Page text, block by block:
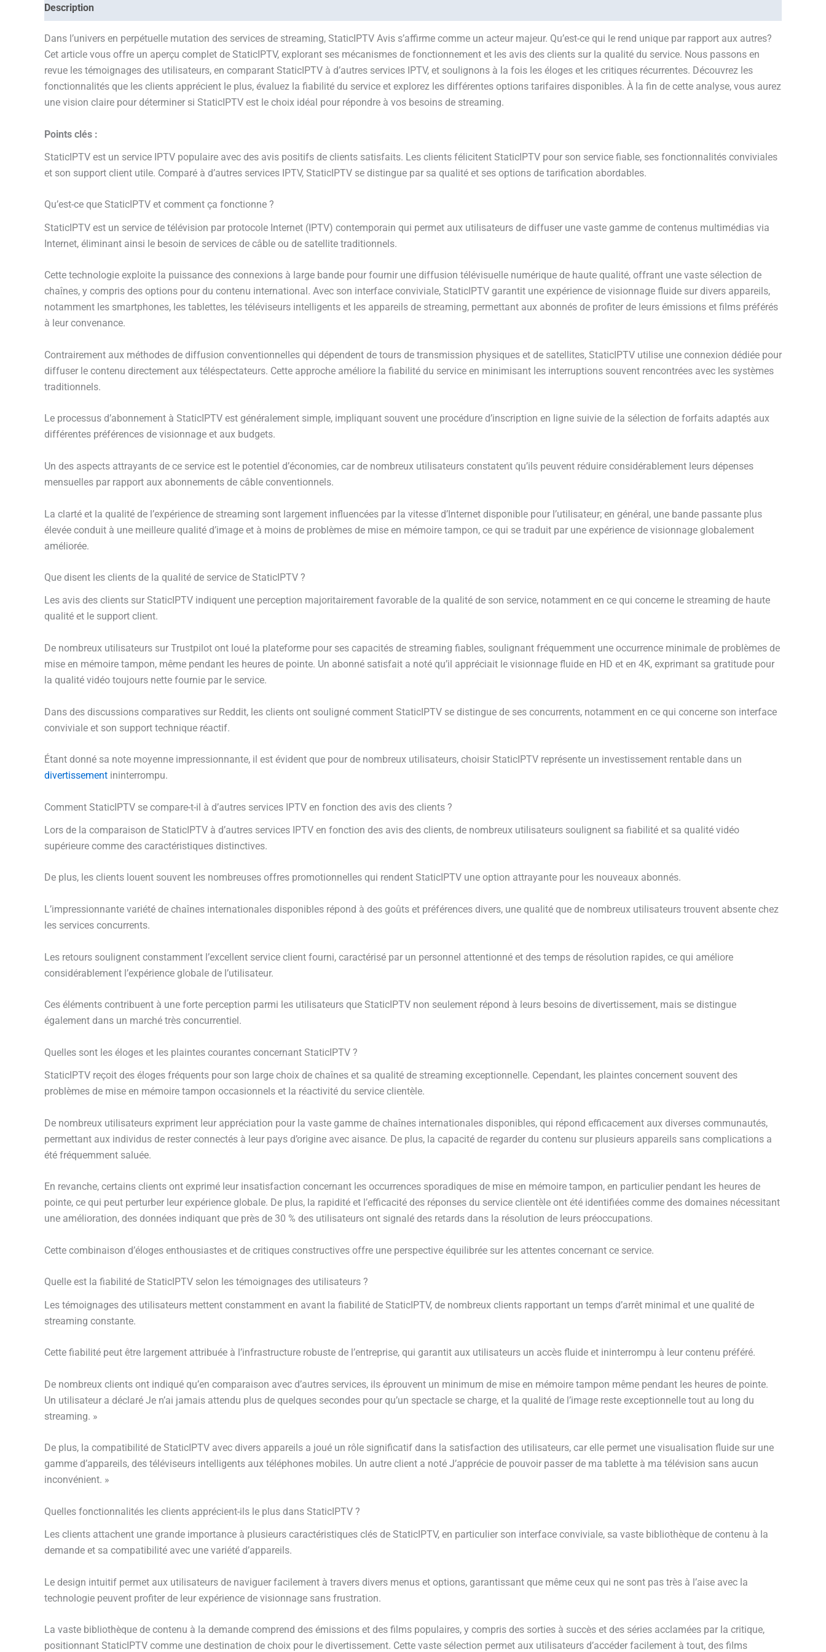
Description
Dans l’univers en perpétuelle mutation des services de streaming, StaticIPTV Avis s’affirme comme un acteur majeur. Qu’est-ce qui le rend unique par rapport aux autres?
Cet article vous offre un aperçu complet de StaticIPTV, explorant ses mécanismes de fonctionnement et les avis des clients sur la qualité du service. Nous passons en
revue les témoignages des utilisateurs, en comparant StaticIPTV à d’autres services IPTV, et soulignons à la fois les éloges et les critiques récurrentes. Découvrez les
fonctionnalités que les clients apprécient le plus, évaluez la fiabilité du service et explorez les différentes options tarifaires disponibles. À la fin de cette analyse, vous aurez
une vision claire pour déterminer si StaticIPTV est le choix idéal pour répondre à vos besoins de streaming.
Points clés :
StaticIPTV est un service IPTV populaire avec des avis positifs de clients satisfaits. Les clients félicitent StaticIPTV pour son service fiable, ses fonctionnalités conviviales
et son support client utile. Comparé à d’autres services IPTV, StaticIPTV se distingue par sa qualité et ses options de tarification abordables.
Qu’est-ce que StaticIPTV et comment ça fonctionne ?
StaticIPTV est un service de télévision par protocole Internet (IPTV) contemporain qui permet aux utilisateurs de diffuser une vaste gamme de contenus multimédias via
Internet, éliminant ainsi le besoin de services de câble ou de satellite traditionnels.
Cette technologie exploite la puissance des connexions à large bande pour fournir une diffusion télévisuelle numérique de haute qualité, offrant une vaste sélection de
chaînes, y compris des options pour du contenu international. Avec son interface conviviale, StaticIPTV garantit une expérience de visionnage fluide sur divers appareils,
notamment les smartphones, les tablettes, les téléviseurs intelligents et les appareils de streaming, permettant aux abonnés de profiter de leurs émissions et films préférés
à leur convenance.
Contrairement aux méthodes de diffusion conventionnelles qui dépendent de tours de transmission physiques et de satellites, StaticIPTV utilise une connexion dédiée pour
diffuser le contenu directement aux téléspectateurs. Cette approche améliore la fiabilité du service en minimisant les interruptions souvent rencontrées avec les systèmes
traditionnels.
Le processus d’abonnement à StaticIPTV est généralement simple, impliquant souvent une procédure d’inscription en ligne suivie de la sélection de forfaits adaptés aux
différentes préférences de visionnage et aux budgets.
Un des aspects attrayants de ce service est le potentiel d’économies, car de nombreux utilisateurs constatent qu’ils peuvent réduire considérablement leurs dépenses
mensuelles par rapport aux abonnements de câble conventionnels.
La clarté et la qualité de l’expérience de streaming sont largement influencées par la vitesse d’Internet disponible pour l’utilisateur; en général, une bande passante plus
élevée conduit à une meilleure qualité d’image et à moins de problèmes de mise en mémoire tampon, ce qui se traduit par une expérience de visionnage globalement
améliorée.
Que disent les clients de la qualité de service de StaticIPTV ?
Les avis des clients sur StaticIPTV indiquent une perception majoritairement favorable de la qualité de son service, notamment en ce qui concerne le streaming de haute
qualité et le support client.
De nombreux utilisateurs sur Trustpilot ont loué la plateforme pour ses capacités de streaming fiables, soulignant fréquemment une occurrence minimale de problèmes de
mise en mémoire tampon, même pendant les heures de pointe. Un abonné satisfait a noté qu’il appréciait le visionnage fluide en HD et en 4K, exprimant sa gratitude pour
la qualité vidéo toujours nette fournie par le service.
Dans des discussions comparatives sur Reddit, les clients ont souligné comment StaticIPTV se distingue de ses concurrents, notamment en ce qui concerne son interface
conviviale et son support technique réactif.
Étant donné sa note moyenne impressionnante, il est évident que pour de nombreux utilisateurs, choisir StaticIPTV représente un investissement rentable dans un
divertissement ininterrompu.
Comment StaticIPTV se compare-t-il à d’autres services IPTV en fonction des avis des clients ?
Lors de la comparaison de StaticIPTV à d’autres services IPTV en fonction des avis des clients, de nombreux utilisateurs soulignent sa fiabilité et sa qualité vidéo
supérieure comme des caractéristiques distinctives.
De plus, les clients louent souvent les nombreuses offres promotionnelles qui rendent StaticIPTV une option attrayante pour les nouveaux abonnés.
L’impressionnante variété de chaînes internationales disponibles répond à des goûts et préférences divers, une qualité que de nombreux utilisateurs trouvent absente chez
les services concurrents.
Les retours soulignent constamment l’excellent service client fourni, caractérisé par un personnel attentionné et des temps de résolution rapides, ce qui améliore
considérablement l’expérience globale de l’utilisateur.
Ces éléments contribuent à une forte perception parmi les utilisateurs que StaticIPTV non seulement répond à leurs besoins de divertissement, mais se distingue
également dans un marché très concurrentiel.
Quelles sont les éloges et les plaintes courantes concernant StaticIPTV ?
StaticIPTV reçoit des éloges fréquents pour son large choix de chaînes et sa qualité de streaming exceptionnelle. Cependant, les plaintes concernent souvent des
problèmes de mise en mémoire tampon occasionnels et la réactivité du service clientèle.
De nombreux utilisateurs expriment leur appréciation pour la vaste gamme de chaînes internationales disponibles, qui répond efficacement aux diverses communautés,
permettant aux individus de rester connectés à leur pays d’origine avec aisance. De plus, la capacité de regarder du contenu sur plusieurs appareils sans complications a
été fréquemment saluée.
En revanche, certains clients ont exprimé leur insatisfaction concernant les occurrences sporadiques de mise en mémoire tampon, en particulier pendant les heures de
pointe, ce qui peut perturber leur expérience globale. De plus, la rapidité et l’efficacité des réponses du service clientèle ont été identifiées comme des domaines nécessitant
une amélioration, des données indiquant que près de 30 % des utilisateurs ont signalé des retards dans la résolution de leurs préoccupations.
Cette combinaison d’éloges enthousiastes et de critiques constructives offre une perspective équilibrée sur les attentes concernant ce service.
Quelle est la fiabilité de StaticIPTV selon les témoignages des utilisateurs ?
Les témoignages des utilisateurs mettent constamment en avant la fiabilité de StaticIPTV, de nombreux clients rapportant un temps d’arrêt minimal et une qualité de
streaming constante.
Cette fiabilité peut être largement attribuée à l’infrastructure robuste de l’entreprise, qui garantit aux utilisateurs un accès fluide et ininterrompu à leur contenu préféré.
De nombreux clients ont indiqué qu’en comparaison avec d’autres services, ils éprouvent un minimum de mise en mémoire tampon même pendant les heures de pointe.
Un utilisateur a déclaré Je n’ai jamais attendu plus de quelques secondes pour qu’un spectacle se charge, et la qualité de l’image reste exceptionnelle tout au long du
streaming. »
De plus, la compatibilité de StaticIPTV avec divers appareils a joué un rôle significatif dans la satisfaction des utilisateurs, car elle permet une visualisation fluide sur une
gamme d’appareils, des téléviseurs intelligents aux téléphones mobiles. Un autre client a noté J’apprécie de pouvoir passer de ma tablette à ma télévision sans aucun
inconvénient. »
Quelles fonctionnalités les clients apprécient-ils le plus dans StaticIPTV ?
Les clients attachent une grande importance à plusieurs caractéristiques clés de StaticIPTV, en particulier son interface conviviale, sa vaste bibliothèque de contenu à la
demande et sa compatibilité avec une variété d’appareils.
Le design intuitif permet aux utilisateurs de naviguer facilement à travers divers menus et options, garantissant que même ceux qui ne sont pas très à l’aise avec la
technologie peuvent profiter de leur expérience de visionnage sans frustration.
La vaste bibliothèque de contenu à la demande comprend des émissions et des films populaires, y compris des sorties à succès et des séries acclamées par la critique,
positionnant StaticIPTV comme une destination de choix pour le divertissement. Cette vaste sélection permet aux utilisateurs d’accéder facilement à tout, des films